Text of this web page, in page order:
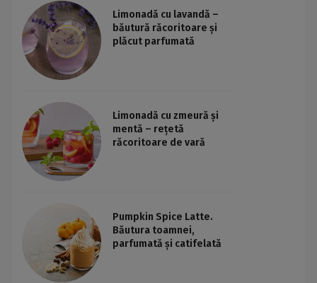
Limonadă cu lavandă –
băutură răcoritoare și
plăcut parfumată
Limonadă cu zmeură și
mentă – rețetă
răcoritoare de vară
Pumpkin Spice Latte.
Băutura toamnei,
parfumată și catifelată